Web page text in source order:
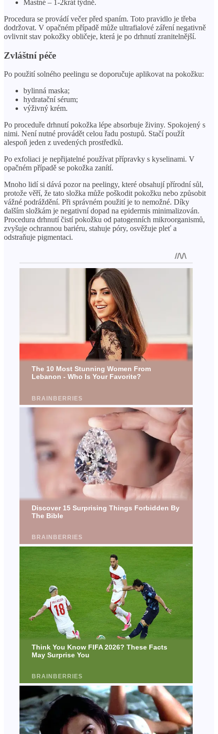
Mastné – 1-2krát týdně.
Procedura se provádí večer před spaním. Toto pravidlo je třeba
dodržovat. V opačném případě může ultrafialové záření negativně
ovlivnit stav pokožky obličeje, která je po drhnutí zranitelnější.
Zvláštní péče
Po použití solného peelingu se doporučuje aplikovat na pokožku:
bylinná maska;
hydratační sérum;
výživný krém.
Po proceduře drhnutí pokožka lépe absorbuje živiny. Spokojený s
nimi. Není nutné provádět celou řadu postupů. Stačí použít
alespoň jeden z uvedených prostředků.
Po exfoliaci je nepřijatelné používat přípravky s kyselinami. V
opačném případě se pokožka zanítí.
Mnoho lidí si dává pozor na peelingy, které obsahují přírodní sůl,
protože věří, že tato složka může poškodit pokožku nebo způsobit
vážné podráždění. Při správném použití je to nemožné. Díky
dalším složkám je negativní dopad na epidermis minimalizován.
Procedura drhnutí čistí pokožku od patogenních mikroorganismů,
zvyšuje ochrannou bariéru, stahuje póry, osvěžuje pleť a
odstraňuje pigmentaci.